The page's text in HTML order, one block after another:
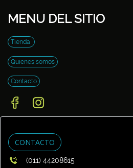
MENU DEL SITIO
Tienda
Quienes somos
Contacto
CONTACTO
(011) 44208615